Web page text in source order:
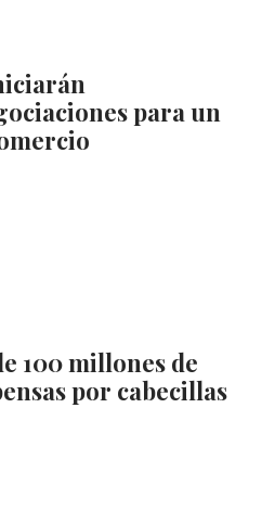
para un
100 millones de
por cabecillas